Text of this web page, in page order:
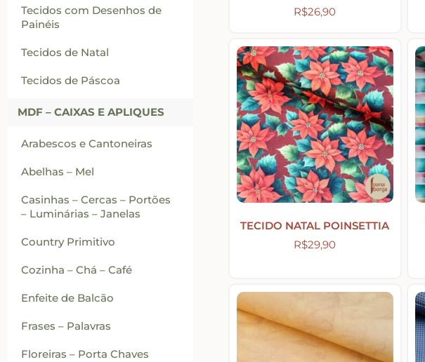
Tecidos com Desenhos de
Painéis
Tecidos de Natal
Tecidos de Páscoa
MDF – CAIXAS E APLIQUES
Arabescos e Cantoneiras
Abelhas – Mel
Casinhas – Cercas – Portões
– Luminárias – Janelas
Country Primitivo
Cozinha – Chá – Café
Enfeite de Balcão
Frases – Palavras
Floreiras – Porta Chaves
R$26,90
TECIDO NATAL POINSETTIA
R$29,90